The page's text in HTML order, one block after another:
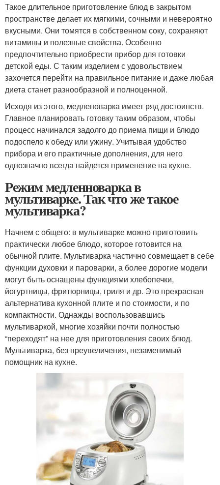
Такое длительное приготовление блюд в закрытом
пространстве делает их мягкими, сочными и невероятно
вкусными. Они томятся в собственном соку, сохраняют
витамины и полезные свойства. Особенно
предпочтительно приобрести прибор для готовки
детской еды. С таким изделием с удовольствием
захочется перейти на правильное питание и даже любая
диета станет разнообразной и полноценной.
Исходя из этого, медленоварка имеет ряд достоинств.
Главное планировать готовку таким образом, чтобы
процесс начинался задолго до приема пищи и блюдо
подоспело к обеду или ужину. Учитывая удобство
прибора и его практичные дополнения, для него
однозначно всегда найдется применение на кухне.
Режим медленноварка в
мультиварке. Так что же такое
мультиварка?
Начнем с общего: в мультиварке можно приготовить
практически любое блюдо, которое готовится на
обычной плите. Мультиварка частично совмещает в себе
функции духовки и пароварки, а более дорогие модели
могут быть оснащены функциями хлебопечки,
йогуртницы, фритюрницы, гриля и др. Это прекрасная
альтернатива кухонной плите и по стоимости, и по
компактности. Однажды воспользовавшись
мультиваркой, многие хозяйки почти полностью
“переходят” на нее для приготовления своих блюд.
Мультиварка, без преувеличения, незаменимый
помощник на кухне.